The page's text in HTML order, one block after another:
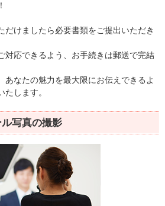
だけましたら必要書類をご提出いただき
対応できるよう、お手続きは郵送で完結
あなたの魅力を最大限にお伝えできるよ
たします。
写真の撮影